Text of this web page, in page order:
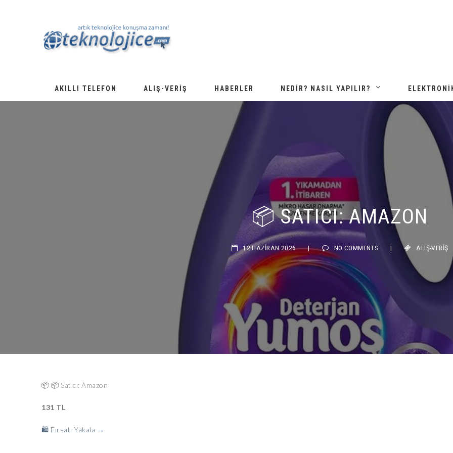
AKILLI TELEFON ALIŞ-VERIŞ HABERLER NEDIR? NASIL YAPILIR?
📦 SATICI: AMAZON
12 HAZIRAN 2026
📦 📦 Satıcı: Amazon
131 TL
🛍️ Fırsatı Yakala →